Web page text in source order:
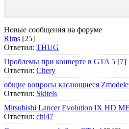
Новые сообщения на форуме
Rims [25]
Ответил: THUG
Проблемы при конверте в GTA 5 [7]
Ответил: Chery
общие вопросы касающиеся
Ответил: Skitels
Mitsubishi Lancer Evolution IX HD
Ответил: chi47